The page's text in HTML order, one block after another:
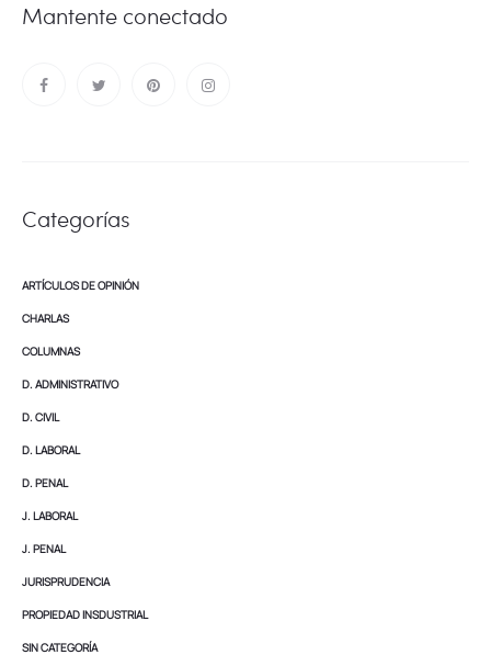
Mantente conectado
Categorías
ARTÍCULOS DE OPINIÓN
CHARLAS
COLUMNAS
D. ADMINISTRATIVO
D. CIVIL
D. LABORAL
D. PENAL
J. LABORAL
J. PENAL
JURISPRUDENCIA
PROPIEDAD INSDUSTRIAL
SIN CATEGORÍA